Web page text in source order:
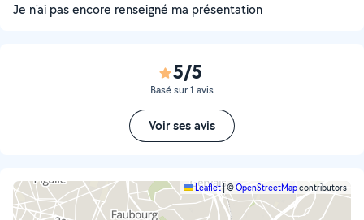
Je n'ai pas encore renseigné ma présentation
5/5
Basé sur 1 avis
Voir ses avis
Leaflet|©OpenStreetMapcontributors